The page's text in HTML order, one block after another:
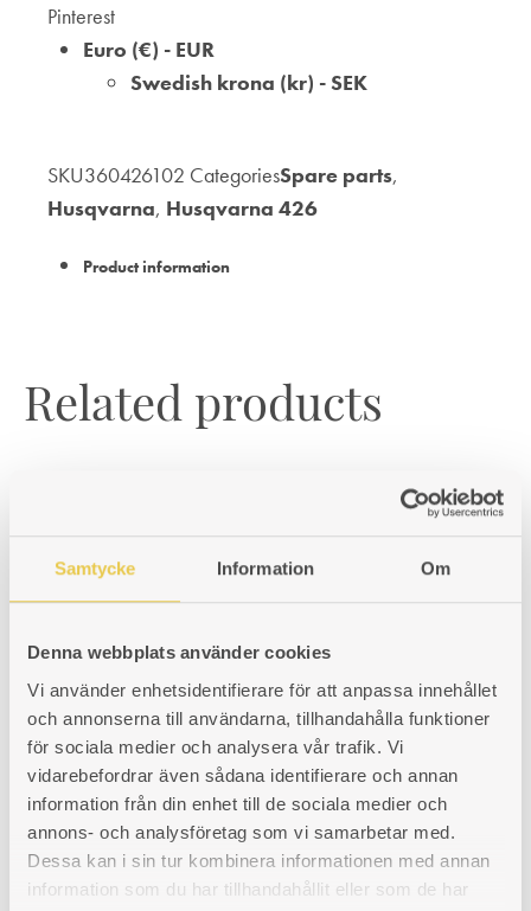
Samtycke Information Om
Denna webbplats använder cookies
Vi använder enhetsidentifierare för att anpassa innehållet
och annonserna till användarna, tillhandahålla funktioner
för sociala medier och analysera vår trafik. Vi
vidarebefordrar även sådana identifierare och annan
information från din enhet till de sociala medier och
annons- och analysföretag som vi samarbetar med.
Dessa kan i sin tur kombinera informationen med annan
information som du har tillhandahållit eller som de har
Pinterest
Euro (€) - EUR
Swedish krona (kr) - SEK
SKU360426102 CategoriesSpare parts,
Husqvarna, Husqvarna 426
Product information
Related products
Grate | Klavreström 325
For wood burning cooker Klavreström 325. Fits cookers with firebox
118€
KÖP ADD
TO
WISHLIST
ADDING
TO
WISHLIST
ADDED
TO
WISHLIST
In-wall connector | Klavreström 27
For right as well as left hand firebox model.
Art. nr: 430027308
130€